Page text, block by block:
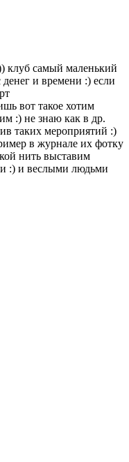
клуб самый маленький
и времени :) если
вот такое хотим
:) не знаю как в др.
таких мероприятий :)
в журнале их фотку
нить выставим
:) и веслыми людьми